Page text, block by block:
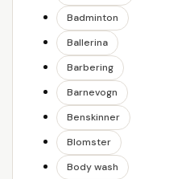
Badminton
Ballerina
Barbering
Barnevogn
Benskinner
Blomster
Body wash